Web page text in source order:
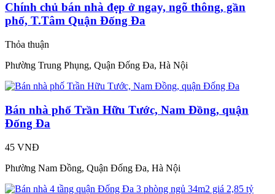
Chính chủ bán nhà đẹp ở ngay, ngõ thông, gần
phố, T.Tâm Quận Đống Đa
Thỏa thuận
Phường Trung Phụng, Quận Đống Đa, Hà Nội
Bán nhà phố Trần Hữu Tước, Nam Đồng, quận
Đống Đa
45 VNĐ
Phường Nam Đồng, Quận Đống Đa, Hà Nội